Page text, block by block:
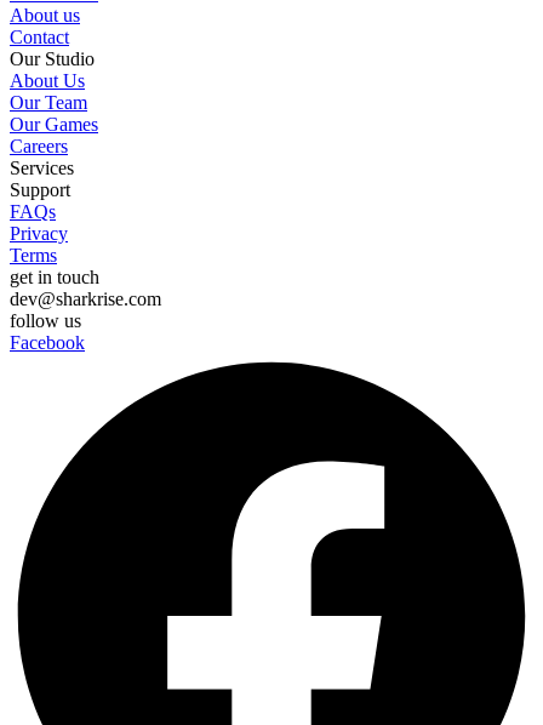
About us
Contact
Our Studio
About Us
Our Team
Our Games
Careers
Services
Support
FAQs
Privacy
Terms
get in touch
dev@sharkrise.com
follow us
Facebook